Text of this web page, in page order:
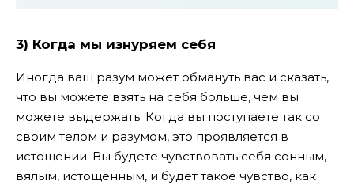
3) Когда мы изнуряем себя
Иногда ваш разум может обмануть вас и сказать,
что вы можете взять на себя больше, чем вы
можете выдержать. Когда вы поступаете так со
своим телом и разумом, это проявляется в
истощении. Вы будете чувствовать себя сонным,
вялым, истощенным, и будет такое чувство, как